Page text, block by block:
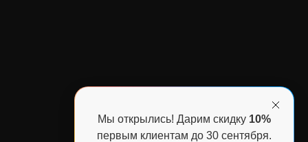
Мы открылись! Дарим скидку 10%
первым клиентам до 30 сентября.